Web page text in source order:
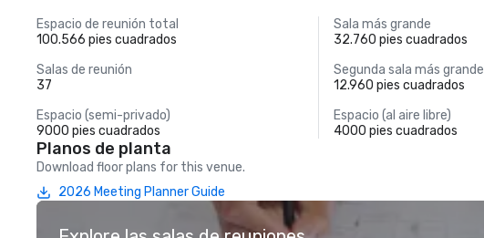
Espacio de reunión total
100.566 pies cuadrados
Sala más grande
32.760 pies cuadrados
Salas de reunión
37
Segunda sala más grande
12.960 pies cuadrados
Espacio (semi-privado)
9000 pies cuadrados
Espacio (al aire libre)
4000 pies cuadrados
Planos de planta
Download floor plans for this venue.
2026 Meeting Planner Guide